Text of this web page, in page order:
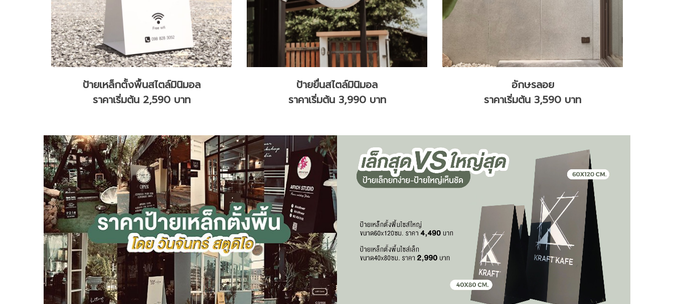
ป้ายเหล็กตั้งพื้นสไตล์มินิมอล
ราคาเริ่มต้น 2,590 บาท
ป้ายยื่นสไตล์มินิมอล
ราคาเริ่มต้น 3,990 บาท
อักษรลอย
ราคาเริ่มต้น 3,590 บาท